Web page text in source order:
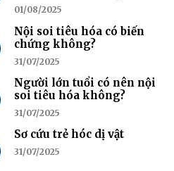
01/08/2025
Nội soi tiêu hóa có biến
chứng không?
31/07/2025
Người lớn tuổi có nên nội
soi tiêu hóa không?
31/07/2025
Sơ cứu trẻ hóc dị vật
31/07/2025